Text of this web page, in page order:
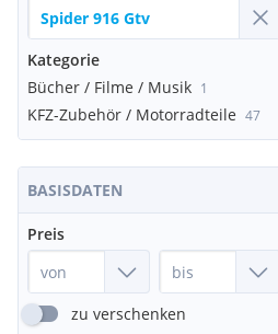
Kategorie
Bücher / Filme / Musik 1
KFZ-Zubehör / Motorradteile 47
BASISDATEN
Preis
zu verschenken